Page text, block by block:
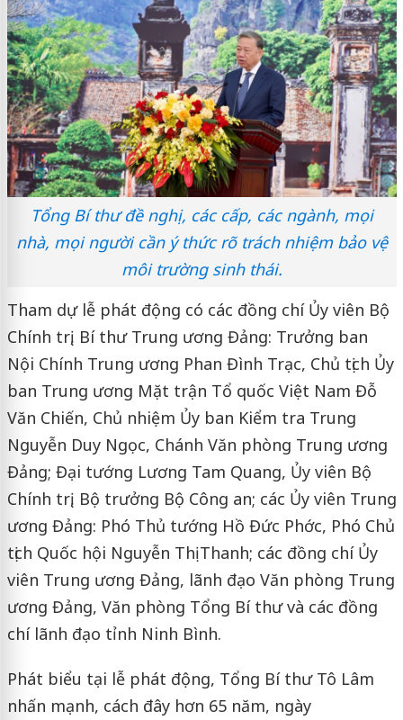
Tổng Bí thư đề nghị, các cấp, các ngành, mọi
nhà, mọi người cần ý thức rõ trách nhiệm bảo vệ
môi trường sinh thái.
Tham dự lễ phát động có các đồng chí Ủy viên Bộ
Chính trị, Bí thư Trung ương Đảng: Trưởng ban
Nội Chính Trung ương Phan Đình Trạc, Chủ tịch Ủy
ban Trung ương Mặt trận Tổ quốc Việt Nam Đỗ
Văn Chiến, Chủ nhiệm Ủy ban Kiểm tra Trung
Nguyễn Duy Ngọc, Chánh Văn phòng Trung ương
Đảng; Đại tướng Lương Tam Quang, Ủy viên Bộ
Chính trị, Bộ trưởng Bộ Công an; các Ủy viên Trung
ương Đảng: Phó Thủ tướng Hồ Đức Phớc, Phó Chủ
tịch Quốc hội Nguyễn Thị Thanh; các đồng chí Ủy
viên Trung ương Đảng, lãnh đạo Văn phòng Trung
ương Đảng, Văn phòng Tổng Bí thư và các đồng
chí lãnh đạo tỉnh Ninh Bình.
Phát biểu tại lễ phát động, Tổng Bí thư Tô Lâm
nhấn mạnh, cách đây hơn 65 năm, ngày